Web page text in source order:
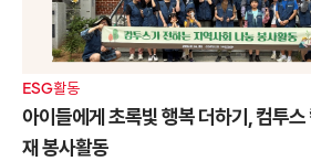
ESG활동
아이들에게 초록빛 행복 더하기, 컴투스
재 봉사활동